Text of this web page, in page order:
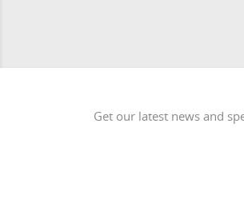
Get our latest news and